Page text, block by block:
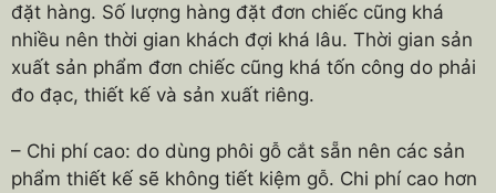
đặt hàng. Số lượng hàng đặt đơn chiếc cũng khá
nhiều nên thời gian khách đợi khá lâu. Thời gian sản
xuất sản phẩm đơn chiếc cũng khá tốn công do phải
đo đạc, thiết kế và sản xuất riêng.
– Chi phí cao: do dùng phôi gỗ cắt sẵn nên các sản
phẩm thiết kế sẽ không tiết kiệm gỗ. Chi phí cao hơn